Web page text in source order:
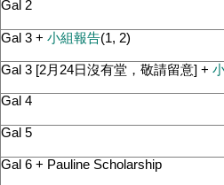
Gal 2
Gal 3 + 小組報告(1, 2)
Gal 3 [2月 24日沒有堂，敬請留意] +
Gal 4
Gal 5
Gal 6 + Pauline Scholarship